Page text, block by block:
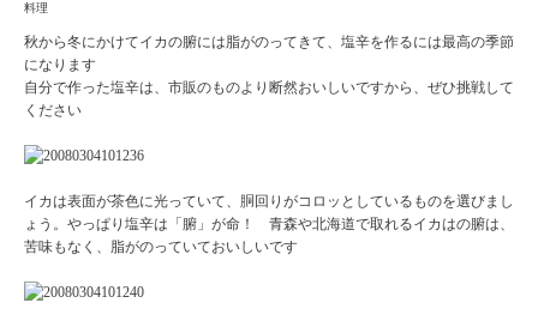
料理
秋から冬にかけてイカの腑には脂がのってきて、塩辛を作るには最高の季節
になります
自分で作った塩辛は、市販のものより断然おいしいですから、ぜひ挑戦して
ください
イカは表面が茶色に光っていて、胴回りがコロッとしているものを選びまし
ょう。やっぱり塩辛は「腑」が命！ 青森や北海道で取れるイカはの腑は、
苦味もなく、脂がのっていておいしいです